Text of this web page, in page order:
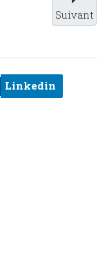
Suivant
Linkedin